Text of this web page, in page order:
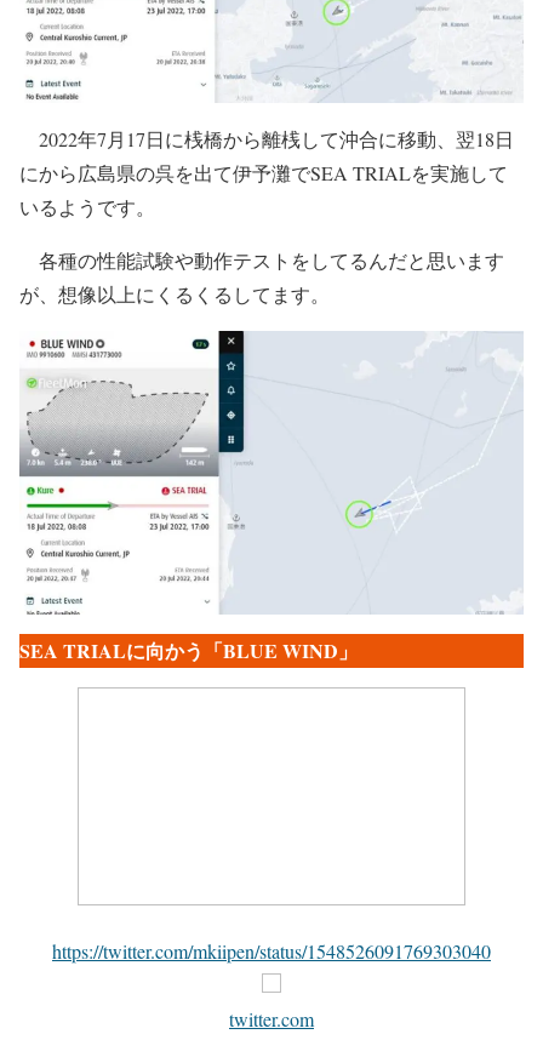
2022年7月17日に桟橋から離桟して沖合に移動、翌18日
にから広島県の呉を出て伊予灘でSEA TRIALを実施して
いるようです。
各種の性能試験や動作テストをしてるんだと思います
が、想像以上にくるくるしてます。
SEA TRIALに向かう「BLUE WIND」
https://twitter.com/mkiipen/status/1548526091769303040
twitter.com